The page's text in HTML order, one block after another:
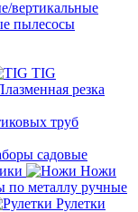
вертикальные
пылесосы
TIG
труб
Ножи
металлу ручные
Рулетки